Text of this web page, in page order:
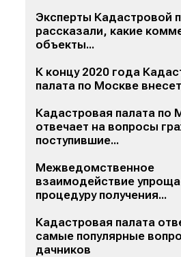
Эксперты Кадастровой
рассказали, какие
объекты...
К концу 2020 года
палата по Москве
Кадастровая палата по
отвечает на вопросы
поступившие...
Межведомственное
взаимодействие
процедуру получения...
Кадастровая палата
самые популярные
дачников